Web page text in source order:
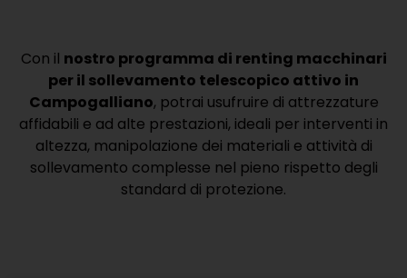
Con il nostro programma di renting macchinari
per il sollevamento telescopico attivo in
Campogalliano, potrai usufruire di attrezzature
affidabili e ad alte prestazioni, ideali per interventi in
altezza, manipolazione dei materiali e attività di
sollevamento complesse nel pieno rispetto degli
standard di protezione.